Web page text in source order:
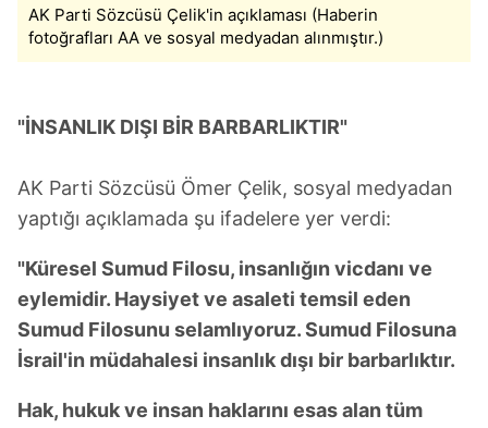
AK Parti Sözcüsü Çelik'in açıklaması (Haberin
fotoğrafları AA ve sosyal medyadan alınmıştır.)
"İNSANLIK DIŞI BİR BARBARLIKTIR"
AK Parti Sözcüsü Ömer Çelik, sosyal medyadan
yaptığı açıklamada şu ifadelere yer verdi:
"Küresel Sumud Filosu, insanlığın vicdanı ve
eylemidir. Haysiyet ve asaleti temsil eden
Sumud Filosunu selamlıyoruz. Sumud Filosuna
İsrail'in müdahalesi insanlık dışı bir barbarlıktır.
Hak, hukuk ve insan haklarını esas alan tüm